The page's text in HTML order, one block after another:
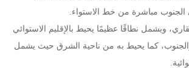
الجنوب مباشرة من خط الاستواء.
ويشمل نطاقًا عظيمًا يحيط بالإقليم الاستوائي
كما يحيط به من ناحية الشرق حيث يشمل